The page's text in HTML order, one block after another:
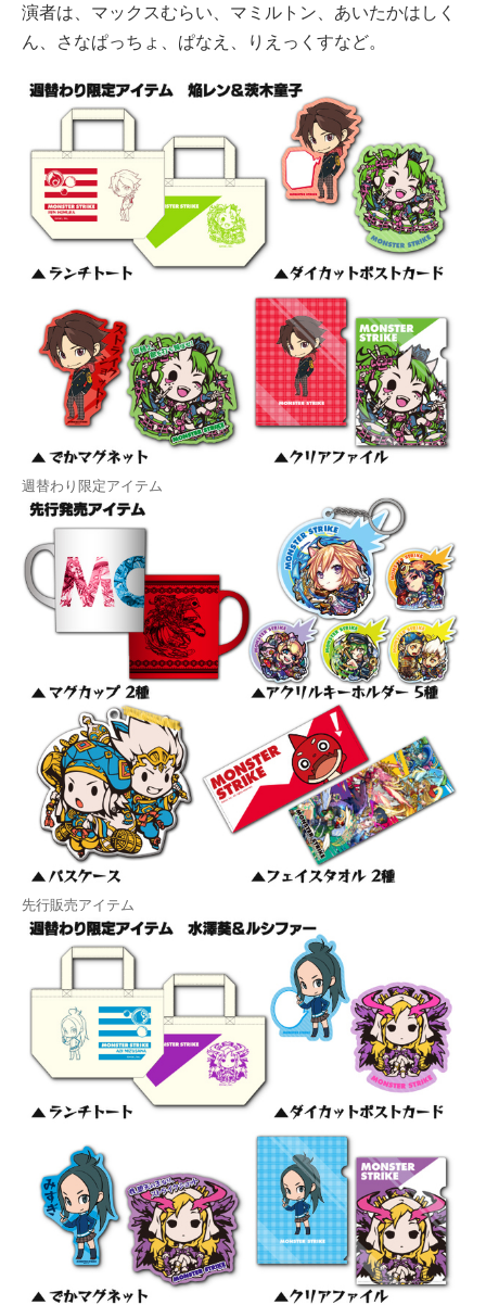
演者は、マックスむらい、マミルトン、あいたかはしく
ん、さなぱっちょ、ぱなえ、りえっくすなど。
週替わり限定アイテム
先行販売アイテム